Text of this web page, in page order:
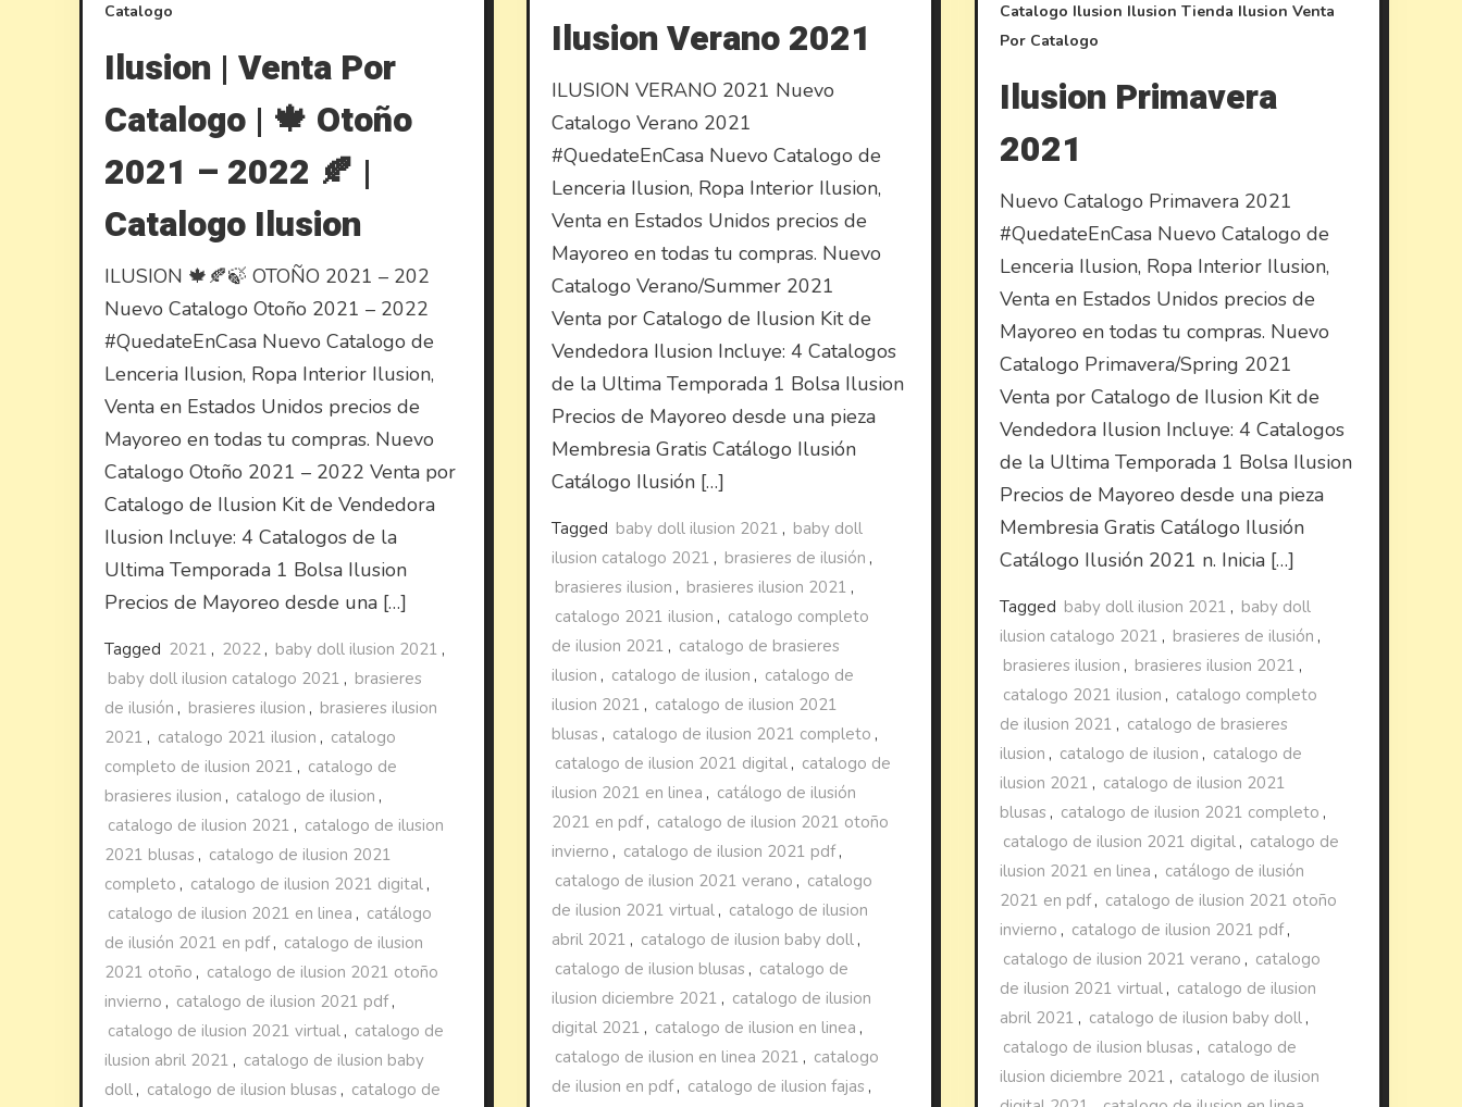
Catalogo
Ilusion | Venta Por
Catalogo | 🍁 Otoño
2021 – 2022 🍂 |
Catalogo Ilusion
ILUSION 🍁🍂🍃 OTOÑO 2021 – 202
Nuevo Catalogo Otoño 2021 – 2022
#QuedateEnCasa Nuevo Catalogo de
Lenceria Ilusion, Ropa Interior Ilusion,
Venta en Estados Unidos precios de
Mayoreo en todas tu compras. Nuevo
Catalogo Otoño 2021 – 2022 Venta por
Catalogo de Ilusion Kit de Vendedora
Ilusion Incluye: 4 Catalogos de la
Ultima Temporada 1 Bolsa Ilusion
Precios de Mayoreo desde una […]
Tagged 2021 , 2022 , baby doll ilusion 2021 ,
baby doll ilusion catalogo 2021 , brasieres
de ilusión , brasieres ilusion , brasieres ilusion
2021 , catalogo 2021 ilusion , catalogo
completo de ilusion 2021 , catalogo de
brasieres ilusion , catalogo de ilusion ,
catalogo de ilusion 2021 , catalogo de ilusion
2021 blusas , catalogo de ilusion 2021
completo , catalogo de ilusion 2021 digital ,
catalogo de ilusion 2021 en linea , catálogo
de ilusión 2021 en pdf, catalogo de ilusion
2021 otoño , catalogo de ilusion 2021 otoño
invierno , catalogo de ilusion 2021 pdf,
catalogo de ilusion 2021 virtual , catalogo de
ilusion abril 2021 , catalogo de ilusion baby
doll , catalogo de ilusion blusas , catalogo de
Ilusion Verano 2021
ILUSION VERANO 2021 Nuevo
Catalogo Verano 2021
#QuedateEnCasa Nuevo Catalogo de
Lenceria Ilusion, Ropa Interior Ilusion,
Venta en Estados Unidos precios de
Mayoreo en todas tu compras. Nuevo
Catalogo Verano/Summer 2021
Venta por Catalogo de Ilusion Kit de
Vendedora Ilusion Incluye: 4 Catalogos
de la Ultima Temporada 1 Bolsa Ilusion
Precios de Mayoreo desde una pieza
Membresia Gratis Catálogo Ilusión
Catálogo Ilusión […]
Tagged baby doll ilusion 2021 , baby doll
ilusion catalogo 2021 , brasieres de ilusión ,
brasieres ilusion , brasieres ilusion 2021 ,
catalogo 2021 ilusion , catalogo completo
de ilusion 2021 , catalogo de brasieres
ilusion , catalogo de ilusion , catalogo de
ilusion 2021 , catalogo de ilusion 2021
blusas , catalogo de ilusion 2021 completo ,
catalogo de ilusion 2021 digital , catalogo de
ilusion 2021 en linea , catálogo de ilusión
2021 en pdf, catalogo de ilusion 2021 otoño
invierno , catalogo de ilusion 2021 pdf,
catalogo de ilusion 2021 verano , catalogo
de ilusion 2021 virtual , catalogo de ilusion
abril 2021 , catalogo de ilusion baby doll ,
catalogo de ilusion blusas , catalogo de
ilusion diciembre 2021 , catalogo de ilusion
digital 2021 , catalogo de ilusion en linea ,
catalogo de ilusion en linea 2021 , catalogo
de ilusion en pdf, catalogo de ilusion fajas ,
Catalogo Ilusion Ilusion Tienda Ilusion Venta
Por Catalogo
Ilusion Primavera
2021
Nuevo Catalogo Primavera 2021
#QuedateEnCasa Nuevo Catalogo de
Lenceria Ilusion, Ropa Interior Ilusion,
Venta en Estados Unidos precios de
Mayoreo en todas tu compras. Nuevo
Catalogo Primavera/Spring 2021
Venta por Catalogo de Ilusion Kit de
Vendedora Ilusion Incluye: 4 Catalogos
de la Ultima Temporada 1 Bolsa Ilusion
Precios de Mayoreo desde una pieza
Membresia Gratis Catálogo Ilusión
Catálogo Ilusión 2021 n. Inicia […]
Tagged baby doll ilusion 2021 , baby doll
ilusion catalogo 2021 , brasieres de ilusión ,
brasieres ilusion , brasieres ilusion 2021 ,
catalogo 2021 ilusion , catalogo completo
de ilusion 2021 , catalogo de brasieres
ilusion , catalogo de ilusion , catalogo de
ilusion 2021 , catalogo de ilusion 2021
blusas , catalogo de ilusion 2021 completo ,
catalogo de ilusion 2021 digital , catalogo de
ilusion 2021 en linea , catálogo de ilusión
2021 en pdf, catalogo de ilusion 2021 otoño
invierno , catalogo de ilusion 2021 pdf,
catalogo de ilusion 2021 verano , catalogo
de ilusion 2021 virtual , catalogo de ilusion
abril 2021 , catalogo de ilusion baby doll ,
catalogo de ilusion blusas , catalogo de
ilusion diciembre 2021 , catalogo de ilusion